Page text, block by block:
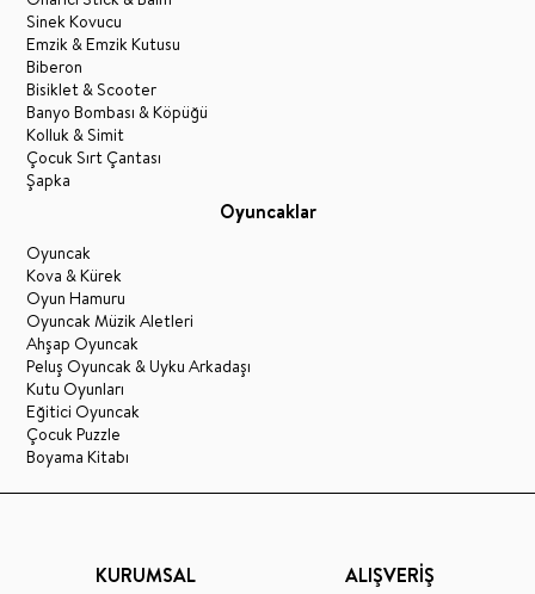
Sinek Kovucu
Emzik & Emzik Kutusu
Biberon
Bisiklet & Scooter
Banyo Bombası & Köpüğü
Kolluk & Simit
Çocuk Sırt Çantası
Şapka
Oyuncaklar
Oyuncak
Kova & Kürek
Oyun Hamuru
Oyuncak Müzik Aletleri
Ahşap Oyuncak
Peluş Oyuncak & Uyku Arkadaşı
Kutu Oyunları
Eğitici Oyuncak
Çocuk Puzzle
Boyama Kitabı
KURUMSAL ALIŞVERİŞ